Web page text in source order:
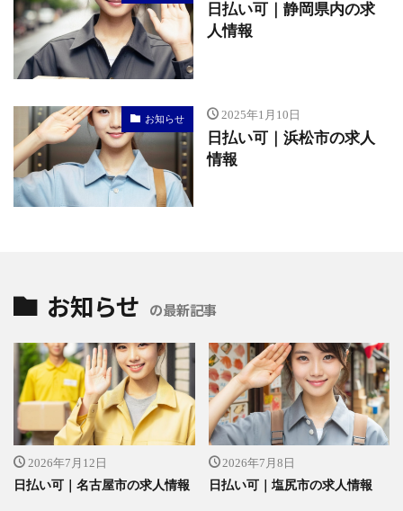
日払い可｜静岡県内の求
人情報
お知らせ 2025年1月10日
日払い可｜浜松市の求人
情報
お知らせ の最新記事
2026年7月12日
日払い可｜名古屋市の求人情報
2026年7月8日
日払い可｜塩尻市の求人情報